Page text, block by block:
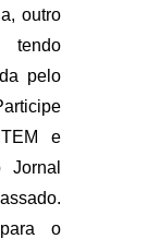
outro
tendo
pelo
e
o